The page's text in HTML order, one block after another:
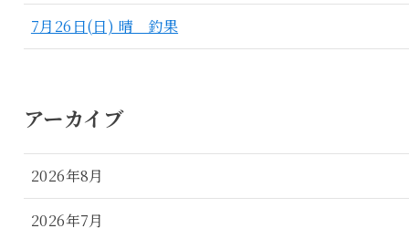
7月26日(日) 晴 釣果
アーカイブ
2026年8月
2026年7月